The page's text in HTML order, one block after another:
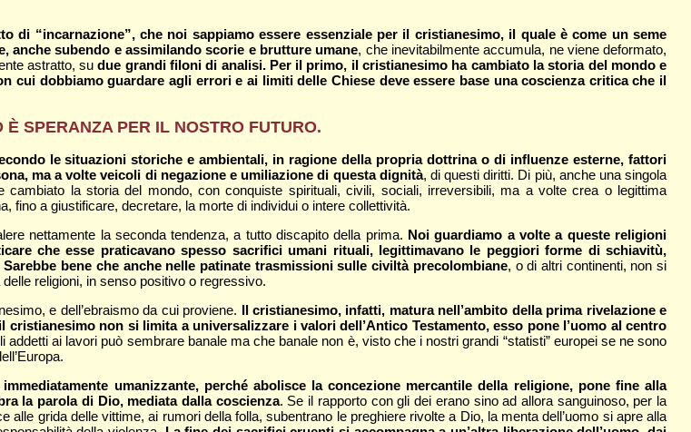
di “incarnazione”, che noi sappiamo essere essenziale per il cristianesimo, il quale è come un seme
anche subendo e assimilando scorie e brutture umane, che inevitabilmente accumula, ne viene deformato,
astratto, sudue grandi filoni di analisi. Per il primo, il cristianesimo ha cambiato la storia del mondo e
dobbiamo guardare agli errori e ai limiti delle Chiese deve essere base una coscienza critica che il
SPERANZA PER IL NOSTRO FUTURO.
le situazioni storiche e ambientali, in ragione della propria dottrina o di influenze esterne, fattori
ma a volte veicoli di negazione e umiliazione di questa dignità, di questi diritti. Di più, anche una singola
la storia del mondo, con conquiste spirituali, civili, sociali, irreversibili, ma a volte crea o legittima
fino a giustificare, decretare, la morte di individui o intere collettività.
nettamente la seconda tendenza, a tutto discapito della prima. Noi guardiamo a volte a queste religioni
che esse praticavano spesso sacrifici umani rituali, legittimavano le peggiori forme di schiavitù,
bene che anche nelle patinate trasmissioni sulle civiltà precolombiane, o di altri continenti, non si
religioni, in senso positivo o regressivo.
e dell’ebraismo da cui proviene. Il cristianesimo, infatti, matura nell’ambito della prima rivelazione e
non si limita a universalizzare i valori dell’Antico Testamento, esso pone l’uomo al centro
addetti ai lavori può sembrare banale ma che banale non è, visto che i nostri grandi “statisti” europei se ne sono
umanizzante, perché abolisce la concezione mercantile della religione, pone fine alla
la parola di Dio, mediata dalla coscienza. Se il rapporto con gli dei erano sino ad allora sanguinoso, per la
grida delle vittime, ai rumori della folla, subentrano le preghiere rivolte a Dio, la menta dell’uomo si apre alla